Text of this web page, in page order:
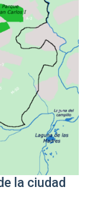
la ciudad